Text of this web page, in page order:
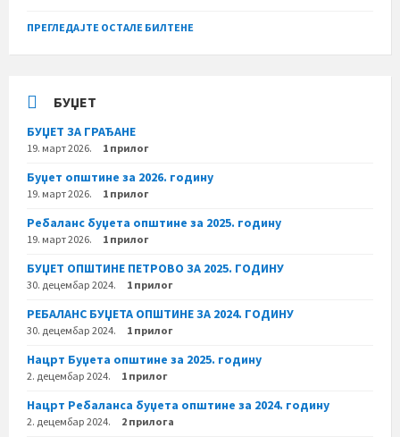
ПРЕГЛЕДАЈТЕ ОСТАЛЕ БИЛТЕНЕ
БУЏЕТ
БУЏЕТ ЗА ГРАЂАНЕ
19. март 2026. 1 прилог
Буџет општине за 2026. годину
19. март 2026. 1 прилог
Ребаланс буџета општине за 2025. годину
19. март 2026. 1 прилог
БУЏЕТ ОПШТИНЕ ПЕТРОВО ЗА 2025. ГОДИНУ
30. децембар 2024. 1 прилог
РЕБАЛАНС БУЏЕТА ОПШТИНЕ ЗА 2024. ГОДИНУ
30. децембар 2024. 1 прилог
Нацрт Буџета општине за 2025. годину
2. децембар 2024. 1 прилог
Нацрт Ребаланса буџета општине за 2024. годину
2. децембар 2024. 2 прилога